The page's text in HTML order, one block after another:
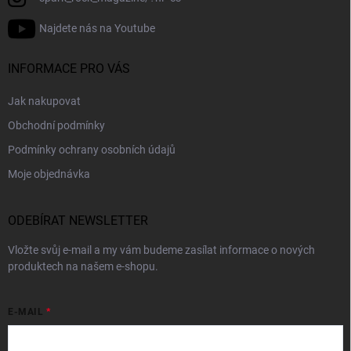
Najdete nás na Youtube
INFORMACE PRO VÁS
Jak nakupovat
Obchodní podmínky
Podmínky ochrany osobních údajů
Moje objednávka
ODEBÍRAT NEWSLETTER
Vložte svůj e-mail a my vám budeme zasílat informace o nových
produktech na našem e-shopu.
E-MAIL